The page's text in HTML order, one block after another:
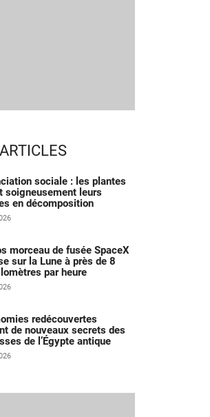
sociale : les plantes
soigneusement leurs
en décomposition
morceau de fusée SpaceX
sur la Lune à près de 8
par heure
redécouvertes
de nouveaux secrets des
de l’Égypte antique